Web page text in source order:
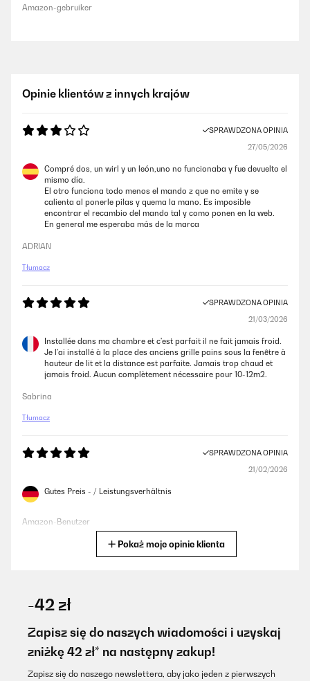
Amazon-gebruiker
Opinie klientów z innych krajów
SPRAWDZONA OPINIA
27/05/2026
Compré dos, un wirl y un león,uno no funcionaba y fue devuelto el
mismo día.
El otro funciona todo menos el mando z que no emite y se
calienta al ponerle pilas y quema la mano. Es imposible
encontrar el recambio del mando tal y como ponen en la web.
En general me esperaba más de la marca
ADRIAN
Tłumacz
SPRAWDZONA OPINIA
21/03/2026
Installée dans ma chambre et c'est parfait il ne fait jamais froid.
Je l'ai installé à la place des anciens grille pains sous la fenêtre à
hauteur de lit et la distance est parfaite. Jamais trop chaud et
jamais froid. Aucun complètement nécessaire pour 10-12m2.
Sabrina
Tłumacz
SPRAWDZONA OPINIA
21/02/2026
Gutes Preis - / Leistungsverhältnis
Amazon-Benutzer
darf man nicht erwarten das man mit 160 Watt einen großen
Raum heizen kann. Aber in meinem Partyraum ist sie als
Frostschutz verbaut und bringt immerhin 5 Grad mehr
Temperatur in den Raum ohne die Kosten explodieren zu lassen.
Pokaż moje opinie klienta
-42 zł
Zapisz się do naszych wiadomości i uzyskaj
zniżkę 42 zł* na następny zakup!
Zapisz się do naszego newslettera, aby jako jeden z pierwszych